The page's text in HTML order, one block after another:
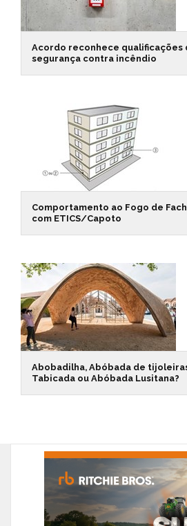
Acordo reconhece qualificações
segurança contra incêndio
Comportamento ao Fogo de
com ETICS/Capoto
Abobadilha, Abóbada de
Tabicada ou Abóbada Lusitana?